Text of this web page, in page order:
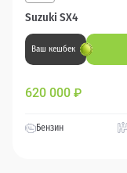
Suzuki SX4
Ваш кешбек
620 000 ₽
Бензин